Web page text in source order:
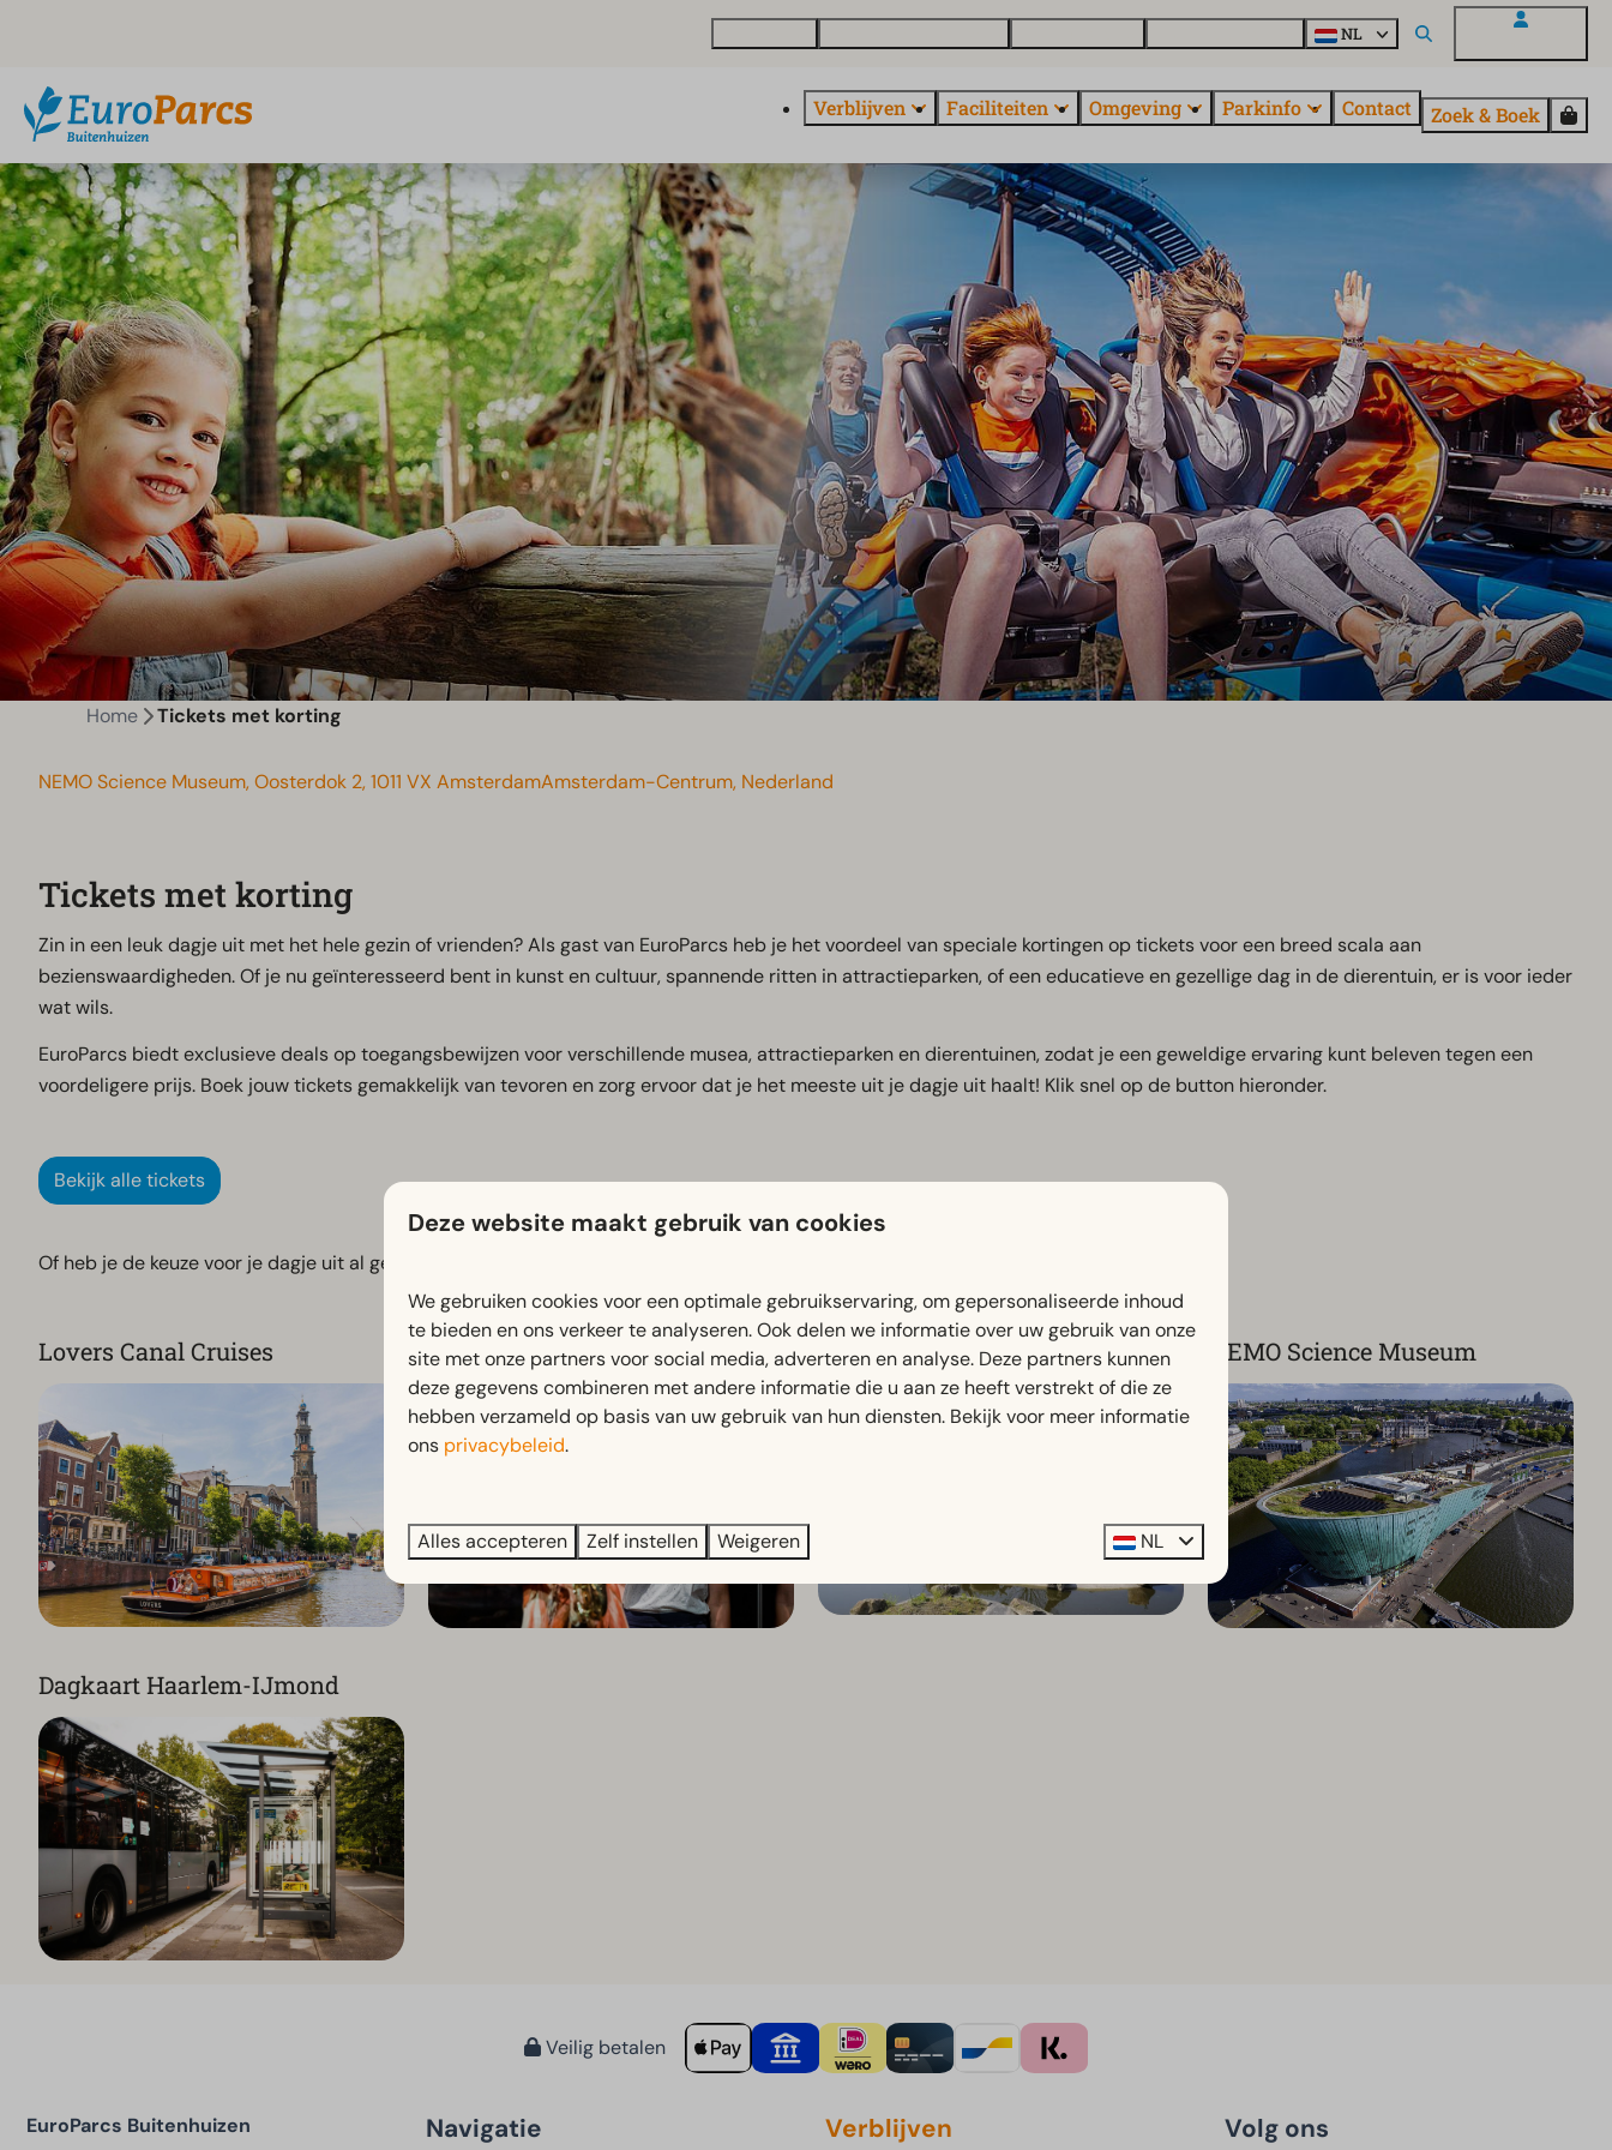
NL
Verblijven Faciliteiten Omgeving Parkinfo Contact Zoek & Boek
Home Tickets met korting
NEMO Science Museum, Oosterdok 2, 1011 VX AmsterdamAmsterdam-Centrum, Nederland
Tickets met korting
Zin in een leuk dagje uit met het hele gezin of vrienden? Als gast van EuroParcs heb je het voordeel van speciale kortingen op tickets voor een breed scala aan
bezienswaardigheden. Of je nu geïnteresseerd bent in kunst en cultuur, spannende ritten in attractieparken, of een educatieve en gezellige dag in de dierentuin, er is voor ieder
wat wils.
EuroParcs biedt exclusieve deals op toegangsbewijzen voor verschillende musea, attractieparken en dierentuinen, zodat je een geweldige ervaring kunt beleven tegen een
voordeligere prijs. Boek jouw tickets gemakkelijk van tevoren en zorg ervoor dat je het meeste uit je dagje uit haalt! Klik snel op de button hieronder.
Bekijk alle tickets
Of heb je de keuze voor je dagje uit al gemaakt? Duik dan meteen in de actie en boek je favoriete uitje hieronder!
Lovers Canal Cruises Body Worlds Artis NEMO Science Museum
Dagkaart Haarlem-IJmond
Veilig betalen
EuroParcs Buitenhuizen Navigatie Verblijven Volg ons
Deze website maakt gebruik van cookies
We gebruiken cookies voor een optimale gebruikservaring, om gepersonaliseerde inhoud
te bieden en ons verkeer te analyseren. Ook delen we informatie over uw gebruik van onze
site met onze partners voor social media, adverteren en analyse. Deze partners kunnen
deze gegevens combineren met andere informatie die u aan ze heeft verstrekt of die ze
hebben verzameld op basis van uw gebruik van hun diensten. Bekijk voor meer informatie
ons privacybeleid.
Alles accepteren Zelf instellen Weigeren NL